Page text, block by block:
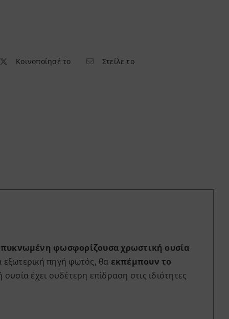
Κοινοποίησέ το Στείλε το
φωσφορίζουσα χρωστική ουσία
εξωτερική πηγή φωτός, θα εκπέμπουν το
έχει ουδέτερη επίδραση στις ιδιότητες